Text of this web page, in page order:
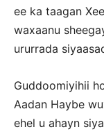
ee ka taagan
waxaanu
ururrada
Guddoomiyihii
Aadan Haybe
ehel u ahayn